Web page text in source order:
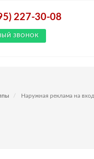
227-30-08
ЗВОНОК
Наружная реклама на